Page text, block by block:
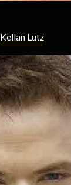
Kellan Lutz